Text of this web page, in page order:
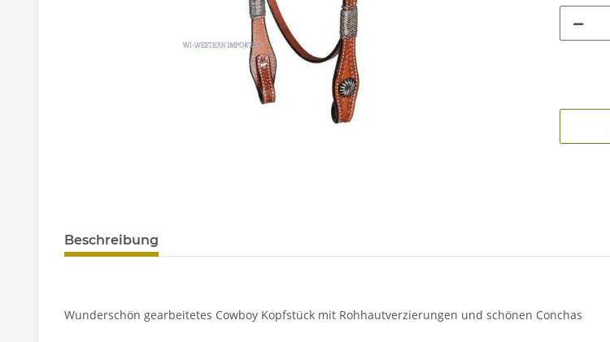
Beschreibung
Wunderschön gearbeitetes Cowboy Kopfstück mit Rohhautverzierungen und schönen Conchas